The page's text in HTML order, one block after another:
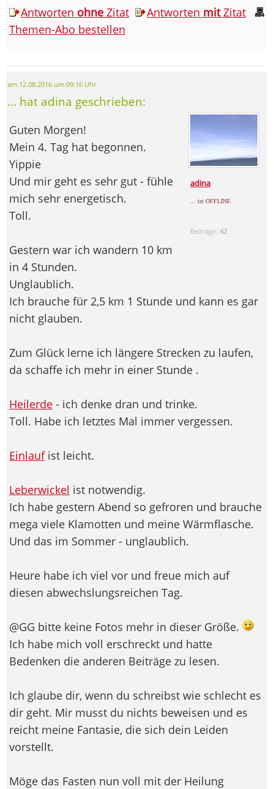
Antworten ohne Zitat Antworten mitZitat
Themen-Abo bestellen
am 12.08.2016 um 09:16 Uhr
... hat adina geschrieben:
adina
... ist OFFLINE
Beiträge:42
Guten Morgen!
Mein 4. Tag hat begonnen.
Yippie
Und mir geht es sehr gut - fühle
mich sehr energetisch.
Toll.
Gestern war ich wandern 10 km
in 4 Stunden.
Unglaublich.
Ich brauche für 2,5 km 1 Stunde und kann es gar
nicht glauben.
Zum Glück lerne ich längere Strecken zu laufen,
da schaffe ich mehr in einer Stunde .
Heilerde - ich denke dran und trinke.
Toll. Habe ich letztes Mal immer vergessen.
Einlaufist leicht.
Leberwickel ist notwendig.
Ich habe gestern Abend so gefroren und brauche
mega viele Klamotten und meine Wärmflasche.
Und das im Sommer - unglaublich.
Heure habe ich viel vor und freue mich auf
diesen abwechslungsreichen Tag.
@GG bitte keine Fotos mehr in dieser Größe.
Ich habe mich voll erschreckt und hatte
Bedenken die anderen Beiträge zu lesen.
Ich glaube dir, wenn du schreibst wie schlecht es
dir geht. Mir musst du nichts beweisen und es
reicht meine Fantasie, die sich dein Leiden
vorstellt.
Möge das Fasten nun voll mit der Heilung